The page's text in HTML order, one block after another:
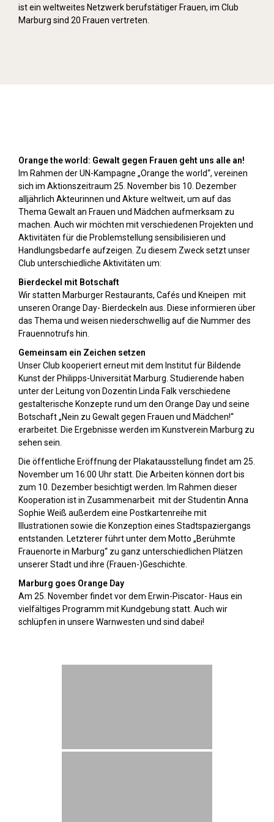
ist ein weltweites Netzwerk berufstätiger Frauen, im Club
Marburg sind 20 Frauen vertreten.
Orange the world: Gewalt gegen Frauen geht uns alle an!
Im Rahmen der UN-Kampagne „Orange the world“, vereinen
sich im Aktionszeitraum 25. November bis 10. Dezember
alljährlich Akteurinnen und Akture weltweit, um auf das
Thema Gewalt an Frauen und Mädchen aufmerksam zu
machen. Auch wir möchten mit verschiedenen Projekten und
Aktivitäten für die Problemstellung sensibilisieren und
Handlungsbedarfe aufzeigen. Zu diesem Zweck setzt unser
Club unterschiedliche Aktivitäten um:
Bierdeckel mit Botschaft
Wir statten Marburger Restaurants, Cafés und Kneipen mit
unseren Orange Day- Bierdeckeln aus. Diese informieren über
das Thema und weisen niederschwellig auf die Nummer des
Frauennotrufs hin.
Gemeinsam ein Zeichen setzen
Unser Club kooperiert erneut mit dem Institut für Bildende
Kunst der Philipps-Universität Marburg. Studierende haben
unter der Leitung von Dozentin Linda Falk verschiedene
gestalterische Konzepte rund um den Orange Day und seine
Botschaft „Nein zu Gewalt gegen Frauen und Mädchen!“
erarbeitet. Die Ergebnisse werden im Kunstverein Marburg zu
sehen sein.
Die öffentliche Eröffnung der Plakatausstellung findet am 25.
November um 16:00 Uhr statt. Die Arbeiten können dort bis
zum 10. Dezember besichtigt werden. Im Rahmen dieser
Kooperation ist in Zusammenarbeit mit der Studentin Anna
Sophie Weiß außerdem eine Postkartenreihe mit
Illustrationen sowie die Konzeption eines Stadtspaziergangs
entstanden. Letzterer führt unter dem Motto „Berühmte
Frauenorte in Marburg“ zu ganz unterschiedlichen Plätzen
unserer Stadt und ihre (Frauen-)Geschichte.
Marburg goes Orange Day
Am 25. November findet vor dem Erwin-Piscator- Haus ein
vielfältiges Programm mit Kundgebung statt. Auch wir
schlüpfen in unsere Warnwesten und sind dabei!